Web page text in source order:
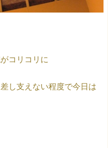
コリコリに
し支えない程度で今日は